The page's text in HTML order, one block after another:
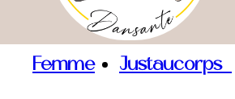
Femme Justaucorps